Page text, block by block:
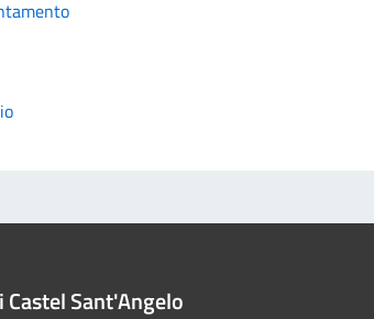
Castel Sant'Angelo